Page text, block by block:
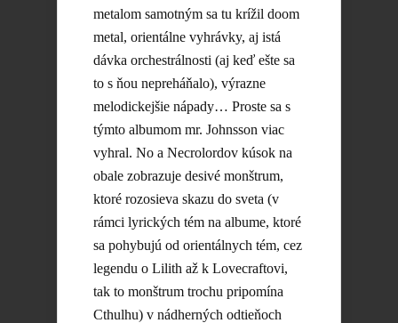
metalom samotným sa tu krížil doom
metal, orientálne vyhrávky, aj istá
dávka orchestrálnosti (aj keď ešte sa
to s ňou nepreháňalo), výrazne
melodickejšie nápady… Proste sa s
týmto albumom mr. Johnsson viac
vyhral. No a Necrolordov kúsok na
obale zobrazuje desivé monštrum,
ktoré rozosieva skazu do sveta (v
rámci lyrických tém na albume, ktoré
sa pohybujú od orientálnych tém, cez
legendu o Lilith až k Lovecraftovi,
tak to monštrum trochu pripomína
Cthulhu) v nádherných odtieňoch